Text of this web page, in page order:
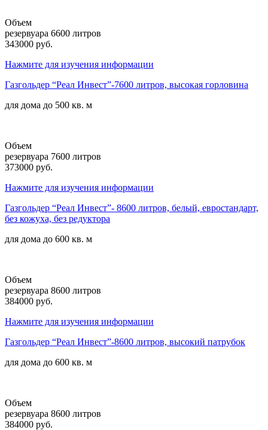
Объем
резервуара 6600 литров
343000 руб.
Нажмите для изучения информации
Газгольдер “Реал Инвест”-7600 литров, высокая горловина
для дома до 500 кв. м
Объем
резервуара 7600 литров
373000 руб.
Нажмите для изучения информации
Газгольдер “Реал Инвест”- 8600 литров, белый, евростандарт,
без кожуха, без редуктора
для дома до 600 кв. м
Объем
резервуара 8600 литров
384000 руб.
Нажмите для изучения информации
Газгольдер “Реал Инвест”-8600 литров, высокий патрубок
для дома до 600 кв. м
Объем
резервуара 8600 литров
384000 руб.